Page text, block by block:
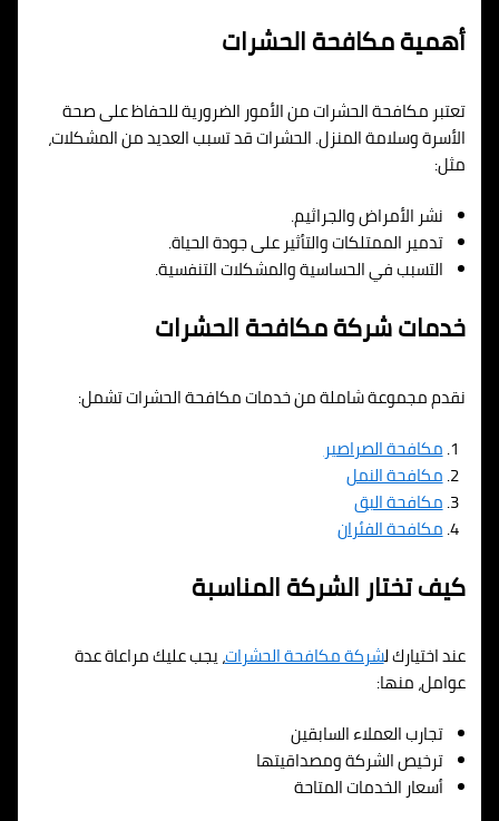
أهمية مكافحة الحشرات
تعتبر مكافحة الحشرات من الأمور الضرورية للحفاظ على صحة
الأسرة وسلامة المنزل. الحشرات قد تسبب العديد من المشكلات،
مثل:
نشر الأمراض والجراثيم.
تدمير الممتلكات والتأثير على جودة الحياة.
التسبب في الحساسية والمشكلات التنفسية.
خدمات شركة مكافحة الحشرات
نقدم مجموعة شاملة من خدمات مكافحة الحشرات تشمل:
مكافحة الصراصير
مكافحة النمل
مكافحة البق
مكافحة الفئران
كيف تختار الشركة المناسبة
عند اختيارك لشركة مكافحة الحشرات، يجب عليك مراعاة عدة
عوامل، منها:
تجارب العملاء السابقين
ترخيص الشركة ومصداقيتها
أسعار الخدمات المتاحة